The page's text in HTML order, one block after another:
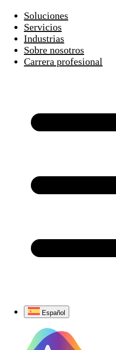
Soluciones
Servicios
Industrias
Sobre nosotros
Carrera profesional
Español